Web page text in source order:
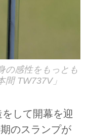
の感性をもっとも
TW737V」
して開幕を迎
のスランプが